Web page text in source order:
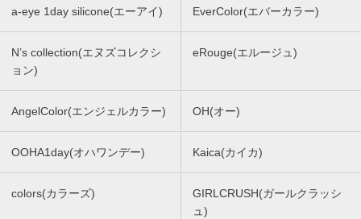
a-eye 1day silicone(エーアイ) EverColor(エバーカラー)
N’s collection(エヌズコレクシ
ョン)
eRouge(エルージュ)
AngelColor(エンジェルカラー) OH(オー)
OOHA1day(オハワンデー) Kaica(カイカ)
colors(カラーズ)
GIRLCRUSH(ガールクラッシ
ュ)